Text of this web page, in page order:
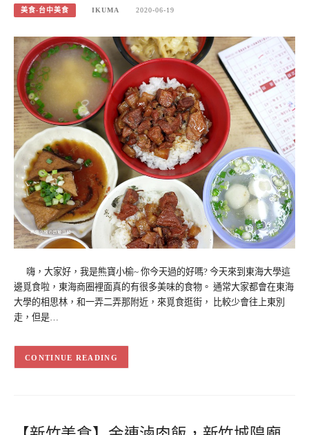
美食-台中美食 IKUMA 2020-06-19
嗨，大家好，我是熊寶小榆~ 你今天過的好嗎? 今天來到東海大學這
邊覓食啦，東海商圈裡面真的有很多美味的食物。 通常大家都會在東海
大學的相思林，和一弄二弄那附近，來覓食逛街， 比較少會往上東別
走，但是…
CONTINUE READING